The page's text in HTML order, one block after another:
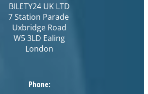
BILETY24 UK LTD
7 Station Parade
Uxbridge Road
W5 3LD Ealing
London
Phone: